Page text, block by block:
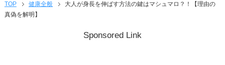
TOP
健康全般
大人が身長を伸ばす方法の鍵はマシュマロ？！【理由の
真偽を解明】
Sponsored Link